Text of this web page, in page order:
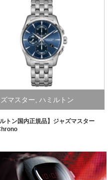
マスター ハミルトン
ルトン国内正規品】ジャズマスター